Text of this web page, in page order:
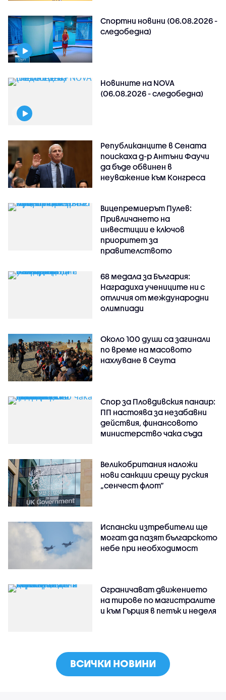
Спортни новини (06.08.2026 -
следобедна)
Новините на NOVA
(06.08.2026 - следобедна)
Републиканците в Сената
поискаха д-р Антъни Фаучи
да бъде обвинен в
неуважение към Конгреса
Вицепремиерът Пулев:
Привличането на
инвестиции е ключов
приоритет за
правителството
68 медала за България:
Наградиха учениците ни с
отличия от международни
олимпиади
Около 100 души са загинали
по време на масовото
нахлуване в Сеута
Спор за Пловдивския панаир:
ПП настоява за незабавни
действия, финансовото
министерство чака съда
Великобритания наложи
нови санкции срещу руския
„сенчест флот“
Испански изтребители ще
могат да пазят българското
небе при необходимост
Ограничават движението
на тирове по магистралите
и към Гърция в петък и неделя
ВСИЧКИ НОВИНИ